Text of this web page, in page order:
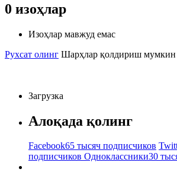
0 изоҳлар
Изоҳлар мавжуд емас
Рухсат олинг Шарҳлар қолдириш
Загрузка
Алоқада қолинг
Facebook65 тысяч подписчиков
подписчиков Одноклассники30